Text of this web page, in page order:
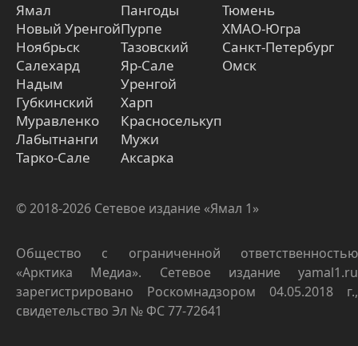
Ямал
Новый Уренгой
Ноябрьск
Салехард
Надым
Губкинский
Муравленко
Лабытнанги
Тарко-Сале
Пангоды
Пурпе
Тазовский
Яр-Сале
Уренгой
Харп
Красноселькуп
Мужи
Аксарка
Тюмень
ХМАО-Югра
Санкт-Петербург
Омск
© 2018-2026 Сетевое издание «Ямал 1»
Общество с ограниченной ответственностью
«Арктика Медиа». Сетевое издание yamal1.ru
зарегистрировано Роскомнадзором 04.05.2018 г.,
свидетельство Эл № ФС 77-72641